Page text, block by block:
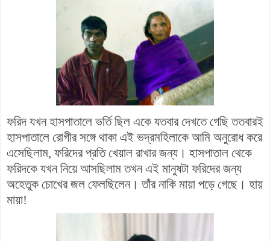
ফরিদ যখন হাসপাতালে ভর্তি ছিল একে যতবার দেখতে গেছি ততবারই
হাসপাতালে রোগীর সঙ্গে থাকা এই ভদ্রমহিলাকে আমি অনুরোধ করে
এসেছিলাম, ফরিদের প্রতি খেয়াল রাখার জন্য। হাসপাতাল থেকে
ফরিদকে যখন নিয়ে আসছিলাম তখন এই মানুষটা ফরিদের জন্য
অহেতুক চোখের জল ফেলছিলেন। তাঁর নাকি মায়া পড়ে গেছে। হায়
মায়া!